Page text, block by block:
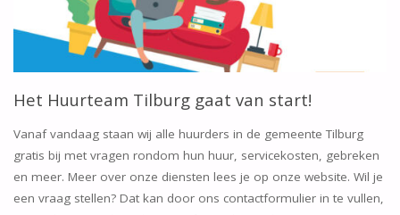
Het Huurteam Tilburg gaat van start!
Vanaf vandaag staan wij alle huurders in de gemeente Tilburg
gratis bij met vragen rondom hun huur, servicekosten, gebreken
en meer. Meer over onze diensten lees je op onze website. Wil je
een vraag stellen? Dat kan door ons contactformulier in te vullen,